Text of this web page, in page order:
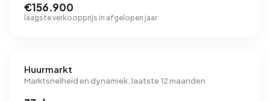
€156.900
laagste verkoopprijs in afgelopen jaar
Huurmarkt
Marktsnelheid en dynamiek, laatste 12 maanden